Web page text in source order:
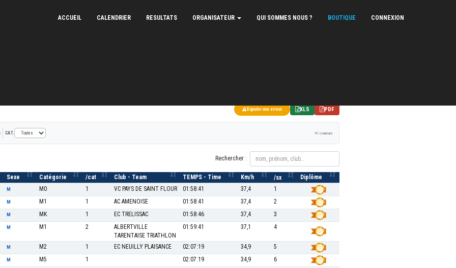
ACCUEIL CALENDRIER RESULTATS ORGANISATEUR QUI SOMMES NOUS ? BOUTIQUE CONNEXION
Signaler une erreur XLS PDF
CAT. 91 coureurs
Rechercher :
Sexe Catégorie /cat Club - Team TEMPS - Time Km/h /sx Diplôme
M M0 1 VC PAYS DE SAINT FLOUR 01:58:41 37,4 1
M M1 1 AC AMENOISE 01:58:41 37,4 2
M MK 1 EC TRELISSAC 01:58:46 37,4 3
M M1 2
ALBERTVILLE
TARENTAISE TRIATHLON
01:59:41 37,1 4
M M2 1 EC NEUILLY PLAISANCE 02:07:19 34,9 5
M M5 1 02:07:19 34,9 6